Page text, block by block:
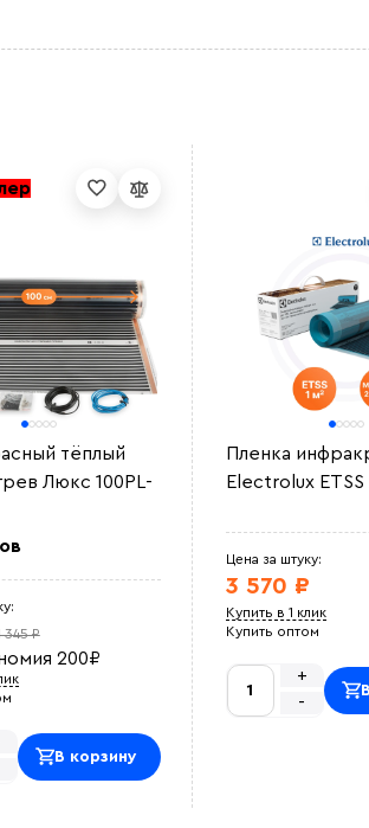
тёплый
Люкс 100PL-
345 ₽
200₽
В корзину
Пленка
Electrolux ETSS
Цена за штуку:
3 570 ₽
Купить в 1 клик
Купить оптом
-
+